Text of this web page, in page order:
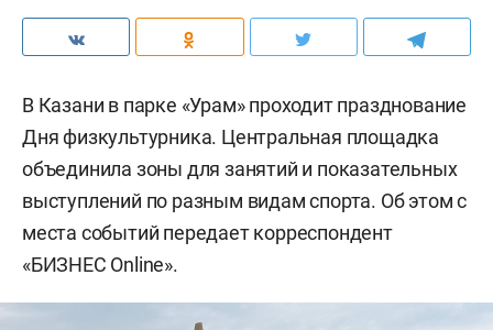
В Казани в парке «Урам» проходит празднование
Дня физкультурника. Центральная площадка
объединила зоны для занятий и показательных
выступлений по разным видам спорта. Об этом с
места событий передает корреспондент
«БИЗНЕС Online».